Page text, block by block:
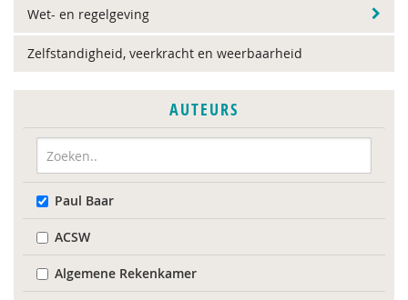
Wet- en regelgeving
Zelfstandigheid, veerkracht en weerbaarheid
AUTEURS
Paul Baar
ACSW
Algemene Rekenkamer